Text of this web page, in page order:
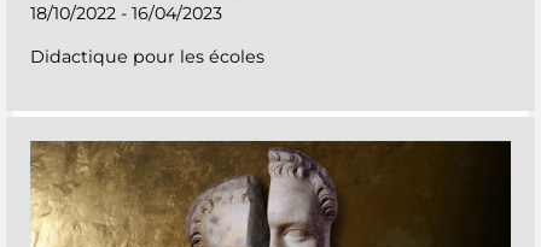
18/10/2022 - 16/04/2023
Didactique pour les écoles